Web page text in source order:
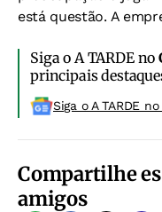
está questão. A
Siga o A TARDE no
principais
Siga o A TARDE
Compartilhe
amigos